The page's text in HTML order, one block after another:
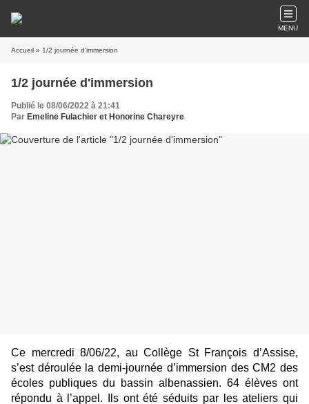
MENU
Accueil » 1/2 journée d'immersion
1/2 journée d'immersion
Publié le 08/06/2022 à 21:41
Par Emeline Fulachier et Honorine Chareyre
Ce mercredi 8/06/22, au Collège St François d’Assise,
s’est déroulée la demi-journée d’immersion des CM2 des
écoles publiques du bassin albenassien. 64 élèves ont
répondu à l’appel. Ils ont été séduits par les ateliers qui